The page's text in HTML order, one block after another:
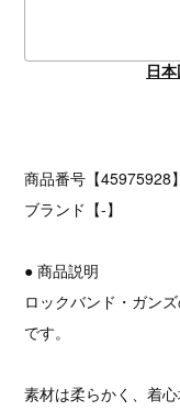
日
商品番号【45975928】
ブランド【-】
● 商品説明
ロックバンド・ガン
です。
素材は柔らかく、着